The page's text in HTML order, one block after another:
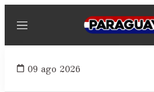
Menú
09 ago 2026